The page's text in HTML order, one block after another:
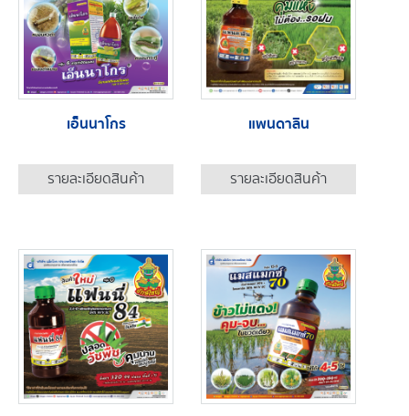
เอ็นนาโกร
รายละเอียดสินค้า
แพนดาลิน
รายละเอียดสินค้า